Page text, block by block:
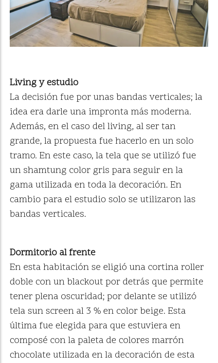
Living y estudio
La decisión fue por unas bandas verticales; la
idea era darle una impronta más moderna.
Además, en el caso del living, al ser tan
grande, la propuesta fue hacerlo en un solo
tramo. En este caso, la tela que se utilizó fue
un shamtung color gris para seguir en la
gama utilizada en toda la decoración. En
cambio para el estudio solo se utilizaron las
bandas verticales.
Dormitorio al frente
En esta habitación se eligió una cortina roller
doble con un blackout por detrás que permite
tener plena oscuridad; por delante se utilizó
tela sun screen al 3 % en color beige. Esta
última fue elegida para que estuviera en
composé con la paleta de colores marrón
chocolate utilizada en la decoración de esta